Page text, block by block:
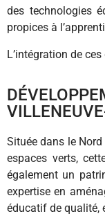
des technologies
propices à
L’intégration de
Située dans le
espaces verts,
également un
expertise en
éducatif de qualité,